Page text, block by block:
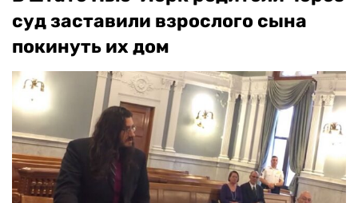
суд заставили взрослого сына
покинуть их дом